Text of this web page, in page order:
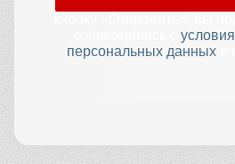
персональных данныхи